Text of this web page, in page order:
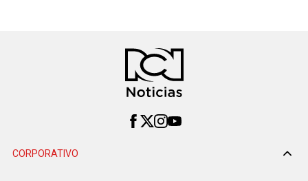
CORPORATIVO